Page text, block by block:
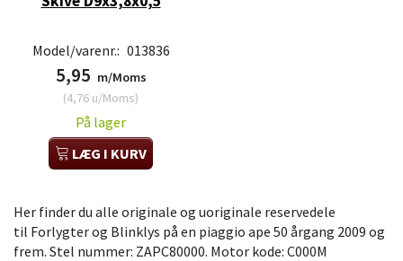
Model/varenr.: 013836
5,95 m/Moms
(4,76 u/Moms)
På lager
LÆG I KURV
Her finder du alle originale og uoriginale reservedele
til Forlygter og Blinklys på en piaggio ape 50 årgang 2009 og
frem. Stel nummer: ZAPC80000. Motor kode: C000M